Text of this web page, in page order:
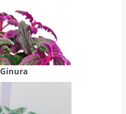
Ginura